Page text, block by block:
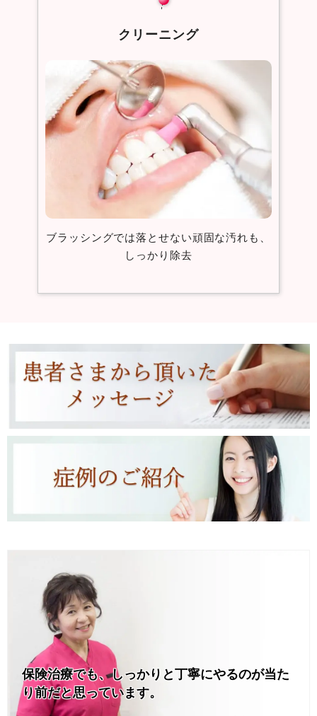
クリーニング
ブラッシングでは落とせない頑固な汚れも、
しっかり除去
患者さまから頂いたメッセージ
保険治療でも、しっかりと丁寧にやるのが当た
り前だと思っています。